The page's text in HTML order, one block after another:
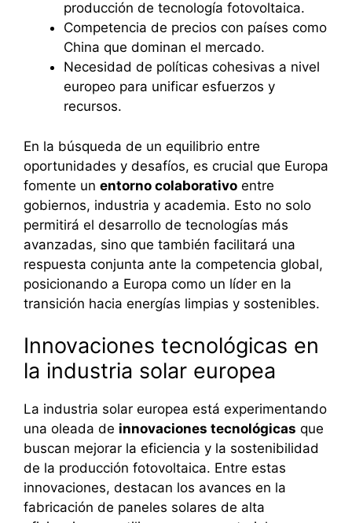
producción de tecnología fotovoltaica.
Competencia de precios con países como
China que dominan el mercado.
Necesidad de políticas cohesivas a nivel
europeo para unificar esfuerzos y
recursos.
En la búsqueda de un equilibrio entre
oportunidades y desafíos, es crucial que Europa
fomente un entorno colaborativo entre
gobiernos, industria y academia. Esto no solo
permitirá el desarrollo de tecnologías más
avanzadas, sino que también facilitará una
respuesta conjunta ante la competencia global,
posicionando a Europa como un líder en la
transición hacia energías limpias y sostenibles.
Innovaciones tecnológicas en
la industria solar europea
La industria solar europea está experimentando
una oleada de innovaciones tecnológicas que
buscan mejorar la eficiencia y la sostenibilidad
de la producción fotovoltaica. Entre estas
innovaciones, destacan los avances en la
fabricación de paneles solares de alta